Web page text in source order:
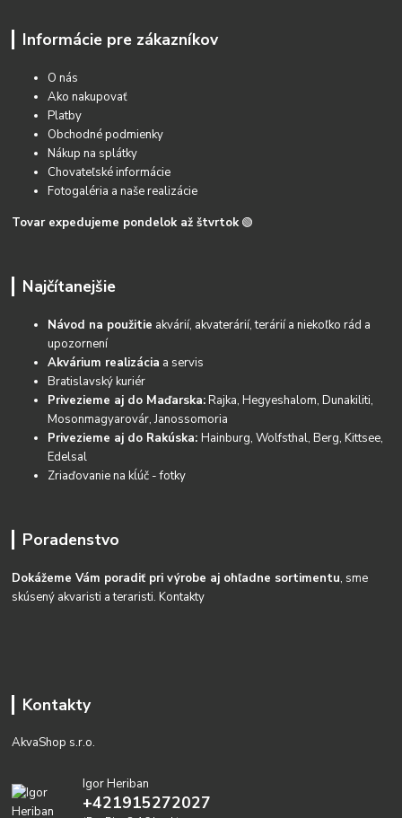
Informácie pre zákazníkov
O nás
Ako nakupovať
Platby
Obchodné podmienky
Nákup na splátky
Chovateľské informácie
Fotogaléria a naše realizácie
Tovar expedujeme pondelok až štvrtok 🟢
Najčítanejšie
Návod na použitie akvárií, akvaterárií, terárií a niekoľko rád a
upozornení
Akvárium realizácia a servis
Bratislavský kuriér
Privezieme aj do Maďarska:Rajka, Hegyeshalom, Dunakiliti,
Mosonmagyarovár, Janossomoria
Privezieme aj do Rakúska:Hainburg, Wolfsthal, Berg, Kittsee,
Edelsal
Zriaďovanie na kĺúč - fotky
Poradenstvo
Dokážeme Vám poradiť pri výrobe aj ohľadne sortimentu, sme
skúsený akvaristi a teraristi.Kontakty
Kontakty
AkvaShop s.r.o.
Igor Heriban
+421915272027